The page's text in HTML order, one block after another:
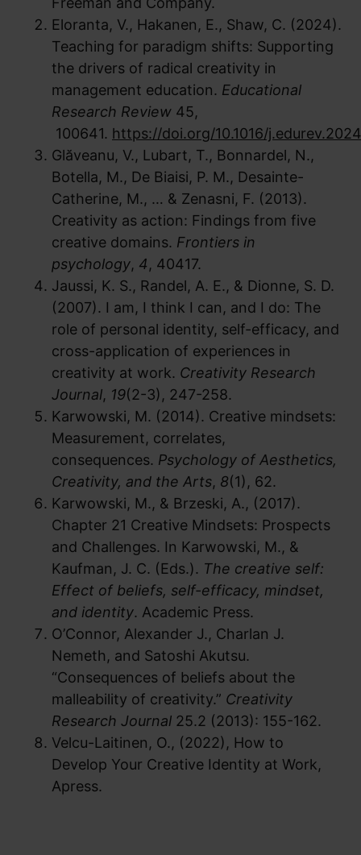
Eloranta, V., Hakanen, E., Shaw, C. (2024).
Teaching for paradigm shifts: Supporting
the drivers of radical creativity in
management education. Educational
Research Review 45,
100641. https://doi.org/10.1016/
Glăveanu, V., Lubart, T., Bonnardel, N.,
Botella, M., De Biaisi, P. M., Desainte-
Catherine, M., … & Zenasni, F. (2013).
Creativity as action: Findings from five
creative domains. Frontiers in
psychology, 4, 40417.
Jaussi, K. S., Randel, A. E., & Dionne, S. D.
(2007). I am, I think I can, and I do: The
role of personal identity, self-efficacy, and
cross-application of experiences in
creativity at work. Creativity Research
Journal, 19(2-3), 247-258.
Karwowski, M. (2014). Creative mindsets:
Measurement, correlates,
consequences. Psychology of Aesthetics,
Creativity, and the Arts, 8(1), 62.
Karwowski, M., & Brzeski, A., (2017).
Chapter 21 Creative Mindsets: Prospects
and Challenges. In Karwowski, M., &
Kaufman, J. C. (Eds.). The creative self:
Effect of beliefs, self-efficacy, mindset,
and identity. Academic Press.
O’Connor, Alexander J., Charlan J.
Nemeth, and Satoshi Akutsu.
“Consequences of beliefs about the
malleability of creativity.” Creativity
Research Journal 25.2 (2013): 155-162.
Velcu-Laitinen, O., (2022), How to
Develop Your Creative Identity at Work,
Apress.